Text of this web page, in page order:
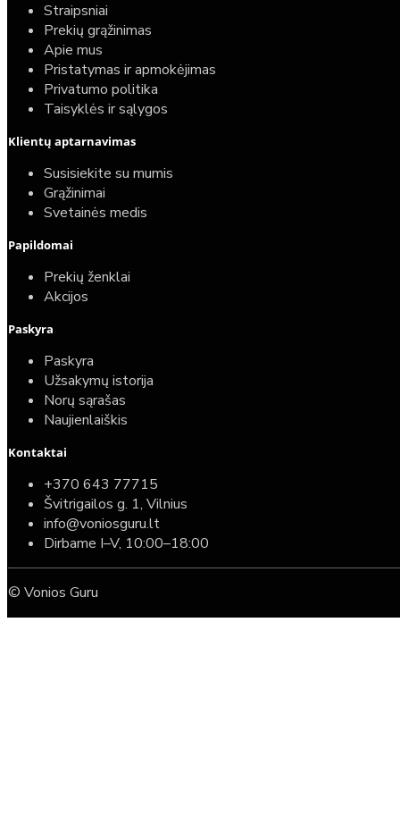
Straipsniai
Prekių grąžinimas
Apie mus
Pristatymas ir apmokėjimas
Privatumo politika
Taisyklės ir sąlygos
Klientų aptarnavimas
Susisiekite su mumis
Grąžinimai
Svetainės medis
Papildomai
Prekių ženklai
Akcijos
Paskyra
Paskyra
Užsakymų istorija
Norų sąrašas
Naujienlaiškis
Kontaktai
+370 643 77715
Švitrigailos g. 1, Vilnius
info@voniosguru.lt
Dirbame I–V, 10:00–18:00
© Vonios Guru